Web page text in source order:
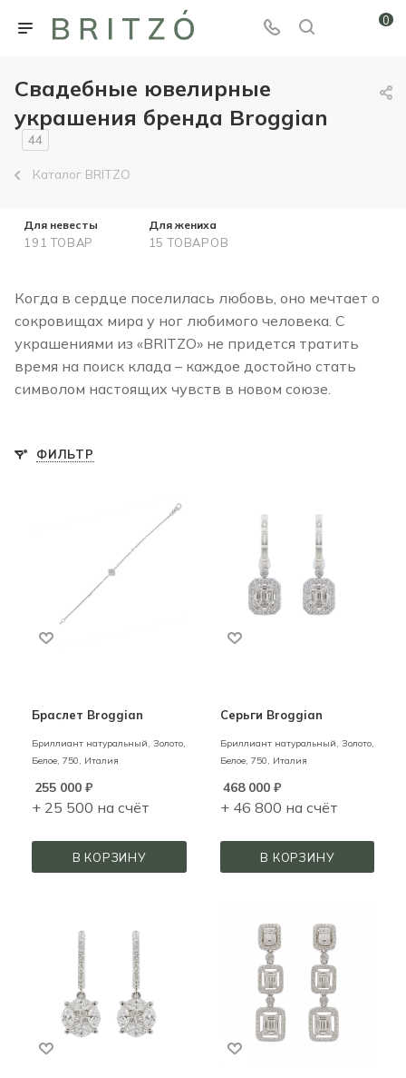
0
Свадебные ювелирные
украшения бренда Broggian
44
Каталог BRITZO
Для невесты
191 ТОВАР
Для жениха
15 ТОВАРОВ
Когда в сердце поселилась любовь, оно мечтает о
сокровищах мира у ног любимого человека. С
украшениями из «BRITZO» не придется тратить
время на поиск клада – каждое достойно стать
символом настоящих чувств в новом союзе.
ФИЛЬТР
Браслет Broggian
Бриллиант натуральный, Золото,
Белое, 750, Италия
255 000 ₽
+ 25 500 на счёт
В КОРЗИНУ
Серьги Broggian
Бриллиант натуральный, Золото,
Белое, 750, Италия
468 000₽
+ 46 800 на счёт
В КОРЗИНУ